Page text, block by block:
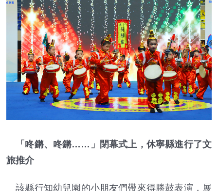
「咚鏘、咚鏘……」閉幕式上，休寧縣進行了文
旅推介
該縣行知幼兒園的小朋友們帶來得勝鼓表演，展